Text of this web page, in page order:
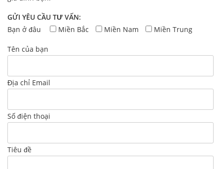
GỬI YÊU CẦU TƯ VẤN:
Bạn ở đâu
Miền Bắc Miền Nam Miền Trung
Tên của bạn
Địa chỉ Email
Số điện thoại
Tiêu đề